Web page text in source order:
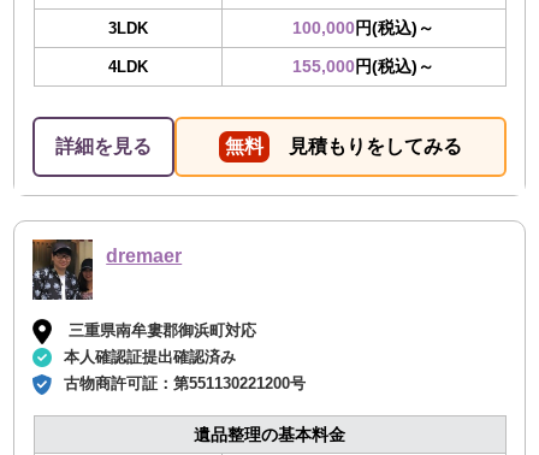
3LDK 100,000円(税込)～
4LDK 155,000円(税込)～
詳細を見る 無料 見積もりをしてみる
dremaer
三重県南牟婁郡御浜町対応
本人確認証提出確認済み
古物商許可証：第551130221200号
遺品整理の基本料金